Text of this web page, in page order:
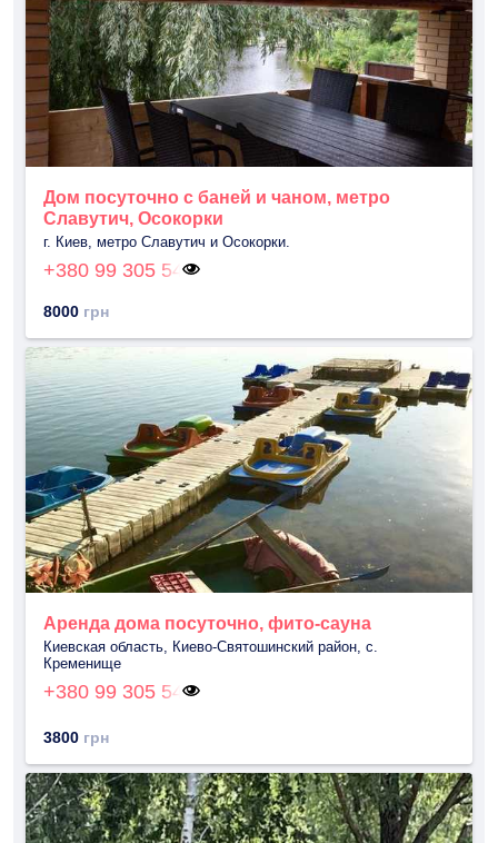
Дом посуточно с баней и чаном, метро
Славутич, Осокорки
г. Киев, метро Славутич и Осокорки.
+380 99 305 54
8000 грн
Аренда дома посуточно, фито-сауна
Киевская область, Киево-Святошинский район, с.
Кременище
+380 99 305 54
3800 грн